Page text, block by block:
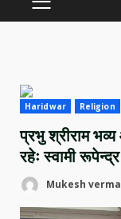
PRIMARY
Haridwar Religion
प्रभु श्रीराम भव्य
रहेः स्वामी
Mukesh verma